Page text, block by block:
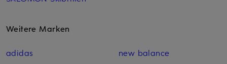
Weitere Marken
adidas
new balance